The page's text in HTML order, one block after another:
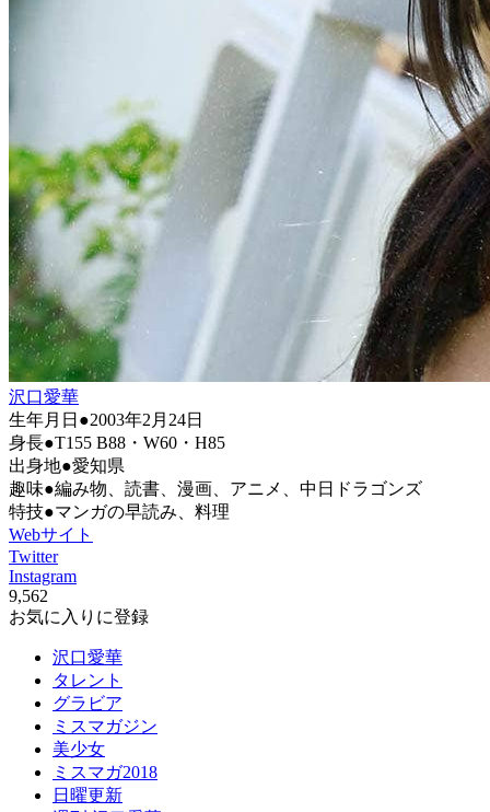
沢口愛華
生年月日●2003年2月24日
身長●T155 B88・W60・H85
出身地●愛知県
趣味●編み物、読書、漫画、アニメ、中日ドラゴンズ
特技●マンガの早読み、料理
Webサイト
Twitter
Instagram
9,562
お気に入りに登録
沢口愛華
タレント
グラビア
ミスマガジン
美少女
ミスマガ2018
日曜更新